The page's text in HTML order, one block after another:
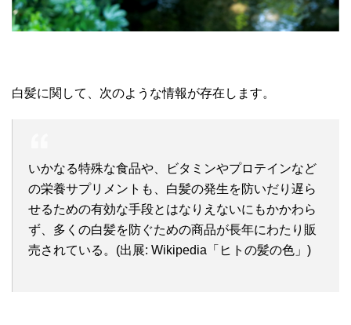
白髪に関して、次のような情報が存在します。
いかなる特殊な食品や、ビタミンやプロテインなど
の栄養サプリメントも、白髪の発生を防いだり遅ら
せるための有効な手段とはなりえないにもかかわら
ず、多くの白髪を防ぐための商品が長年にわたり販
売されている。(出展: Wikipedia「ヒトの髪の色」)